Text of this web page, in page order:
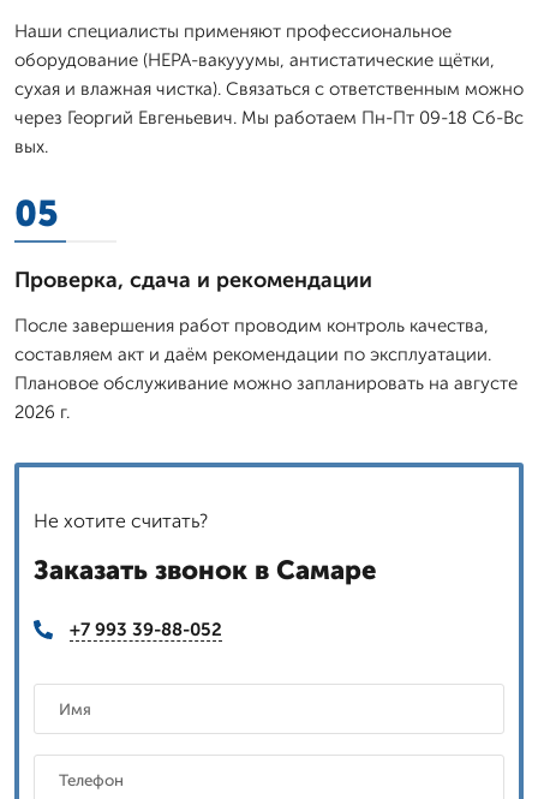
Наши специалисты применяют профессиональное
оборудование (HEPA-вакууумы, антистатические щётки,
сухая и влажная чистка). Связаться с ответственным можно
через Георгий Евгеньевич. Мы работаем Пн-Пт 09-18 Сб-Вс
вых.
05
Проверка, сдача и рекомендации
После завершения работ проводим контроль качества,
составляем акт и даём рекомендации по эксплуатации.
Плановое обслуживание можно запланировать на августе
2026 г.
Не хотите считать?
Заказать звонок в Самаре
+7 993 39-88-052